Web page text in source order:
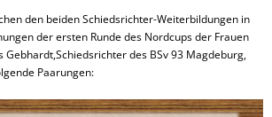
den beiden Schiedsrichter-Weiterbildungen in
der ersten Runde des Nordcups der Frauen
Gebhardt,Schiedsrichter des BSv 93 Magdeburg,
Paarungen: